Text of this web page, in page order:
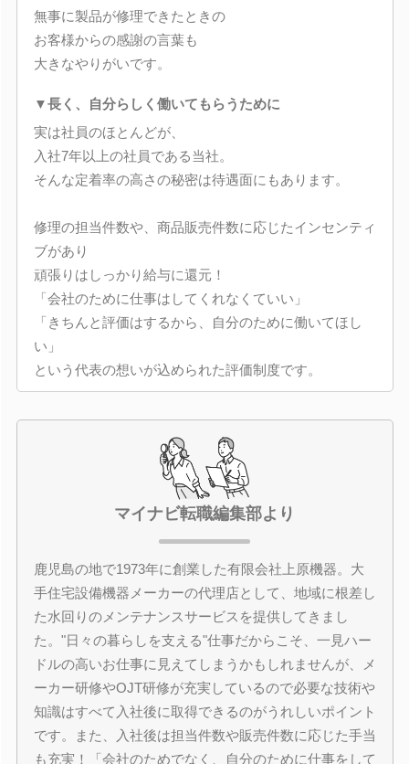
無事に製品が修理できたときの
お客様からの感謝の言葉も
大きなやりがいです。
▼長く、自分らしく働いてもらうために
実は社員のほとんどが、
入社7年以上の社員である当社。
そんな定着率の高さの秘密は待遇面にもあります。
修理の担当件数や、商品販売件数に応じたインセンティ
ブがあり
頑張りはしっかり給与に還元！
「会社のために仕事はしてくれなくていい」
「きちんと評価はするから、自分のために働いてほし
い」
という代表の想いが込められた評価制度です。
マイナビ転職編集部より
鹿児島の地で1973年に創業した有限会社上原機器。大
手住宅設備機器メーカーの代理店として、地域に根差し
た水回りのメンテナンスサービスを提供してきまし
た。"日々の暮らしを支える"仕事だからこそ、一見ハー
ドルの高いお仕事に見えてしまうかもしれませんが、メ
ーカー研修やOJT研修が充実しているので必要な技術や
知識はすべて入社後に取得できるのがうれしいポイント
です。また、入社後は担当件数や販売件数に応じた手当
も充実！「会社のためでなく、自分のために仕事をして